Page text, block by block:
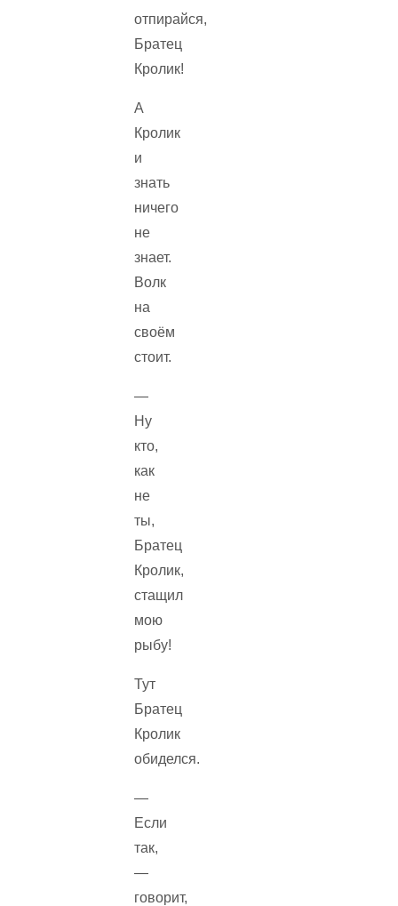
отпирайся,
Братец
Кролик!
А
Кролик
и
знать
ничего
не
знает.
Волк
на
своём
стоит.
—
Ну
кто,
как
не
ты,
Братец
Кролик,
стащил
мою
рыбу!
Тут
Братец
Кролик
обиделся.
—
Если
так,
—
говорит,